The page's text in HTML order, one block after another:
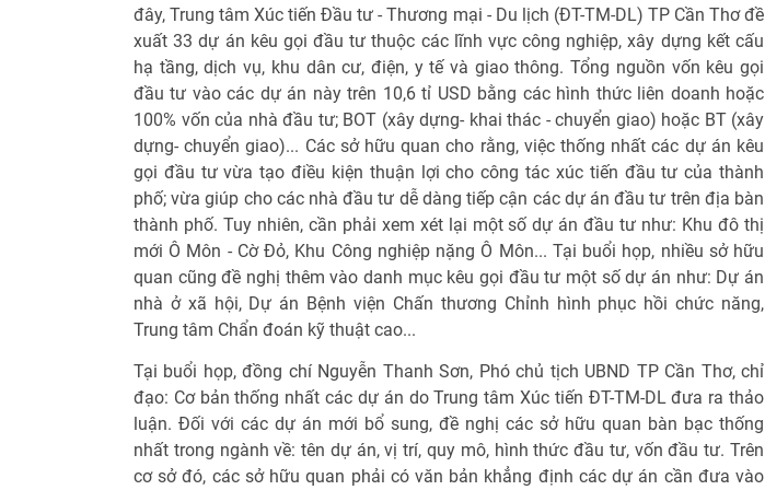
đây, Trung tâm Xúc tiến Đầu tư - Thương mại - Du lịch (ĐT-TM-DL) TP Cần Thơ đề
xuất 33 dự án kêu gọi đầu tư thuộc các lĩnh vực công nghiệp, xây dựng kết cấu
hạ tầng, dịch vụ, khu dân cư, điện, y tế và giao thông. Tổng nguồn vốn kêu gọi
đầu tư vào các dự án này trên 10,6 tỉ USD bằng các hình thức liên doanh hoặc
100% vốn của nhà đầu tư; BOT (xây dựng- khai thác - chuyển giao) hoặc BT (xây
dựng- chuyển giao)... Các sở hữu quan cho rằng, việc thống nhất các dự án kêu
gọi đầu tư vừa tạo điều kiện thuận lợi cho công tác xúc tiến đầu tư của thành
phố; vừa giúp cho các nhà đầu tư dễ dàng tiếp cận các dự án đầu tư trên địa bàn
thành phố. Tuy nhiên, cần phải xem xét lại một số dự án đầu tư như: Khu đô thị
mới Ô Môn - Cờ Đỏ, Khu Công nghiệp nặng Ô Môn... Tại buổi họp, nhiều sở hữu
quan cũng đề nghị thêm vào danh mục kêu gọi đầu tư một số dự án như: Dự án
nhà ở xã hội, Dự án Bệnh viện Chấn thương Chỉnh hình phục hồi chức năng,
Trung tâm Chẩn đoán kỹ thuật cao...
Tại buổi họp, đồng chí Nguyễn Thanh Sơn, Phó chủ tịch UBND TP Cần Thơ, chỉ
đạo: Cơ bản thống nhất các dự án do Trung tâm Xúc tiến ĐT-TM-DL đưa ra thảo
luận. Đối với các dự án mới bổ sung, đề nghị các sở hữu quan bàn bạc thống
nhất trong ngành về: tên dự án, vị trí, quy mô, hình thức đầu tư, vốn đầu tư. Trên
cơ sở đó, các sở hữu quan phải có văn bản khẳng định các dự án cần đưa vào